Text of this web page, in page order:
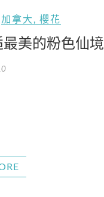
加拿大 櫻花
美的粉色仙境